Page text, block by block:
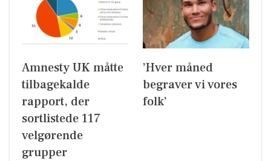
Amnesty UK måtte
tilbagekalde
rapport, der
sortlistede 117
velgørende
grupper
’Hver måned
begraver vi vores
folk’